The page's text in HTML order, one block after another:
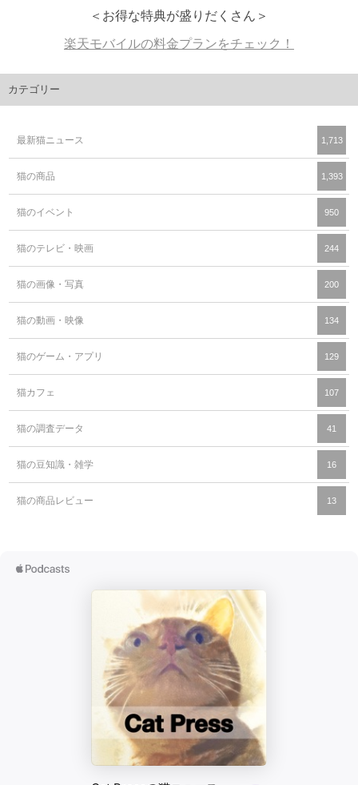
＜お得な特典が盛りだくさん＞
楽天モバイルの料金プランをチェック！
カテゴリー
最新猫ニュース 1,713
猫の商品 1,393
猫のイベント 950
猫のテレビ・映画 244
猫の画像・写真 200
猫の動画・映像 134
猫のゲーム・アプリ 129
猫カフェ 107
猫の調査データ 41
猫の豆知識・雑学 16
猫の商品レビュー 13